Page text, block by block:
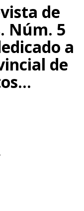
de
Núm. 5
a
de